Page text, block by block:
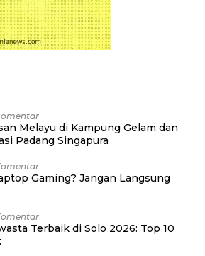
Melayu di Kampung Gelam dan
Padang Singapura
Gaming? Jangan Langsung
Terbaik di Solo 2026: Top 10